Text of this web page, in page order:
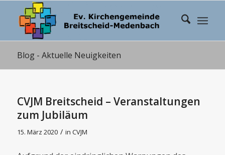
Blog - Aktuelle Neuigkeiten
CVJM Breitscheid – Veranstaltungen
zum Jubiläum
15. März 2020 / in CVJM